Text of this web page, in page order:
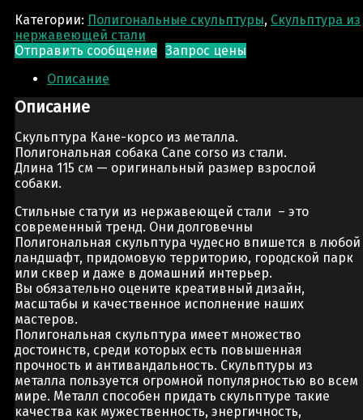
Категории: Полигональные скульптуры, Скульптура из
нержавеющей стали
Отправить сообщение Запрос цены
Описание
Описание
Скульптура Кане-корсо из металла.
Полигональная собака Cane corso из стали.
Длина 115 см — оригинальный размер взрослой
собаки.
Стильные статуи из нержавеющей стали – это
современный тренд. Они долговечны
Полигональная скульптура чудесно впишется в любой
ландшафт, придомовую территорию, городской парк
или сквер и даже в домашний интерьер.
Вы обязательно оцените креативный дизайн,
масштабы и качественное исполнение наших
мастеров.
Полигональная скульптура имеет множество
достоинств, среди которых есть повышенная
прочность и антивандальность. Скульптуры из
металла пользуется огромной популярностью во всем
мире. Металл способен придать скульптуре такие
качества как мужественность, энергичность,